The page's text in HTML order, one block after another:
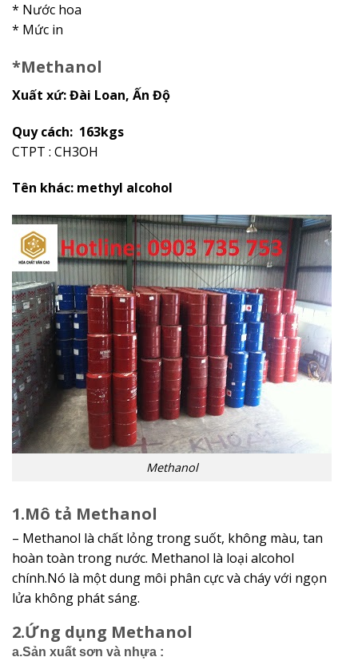
* Nước hoa
* Mức in
*Methanol
Xuất xứ: Đài Loan, Ấn Độ
Quy cách: 163kgs
CTPT : CH3OH
Tên khác: methyl alcohol
Methanol
1.Mô tả Methanol
– Methanol là chất lỏng trong suốt, không màu, tan
hoàn toàn trong nước. Methanol là loại alcohol
chính.Nó là một dung môi phân cực và cháy với ngọn
lửa không phát sáng.
2.Ứng dụng Methanol
a.Sản xuất sơn và nhựa :